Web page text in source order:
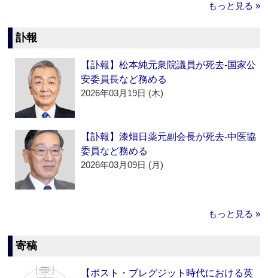
もっと見る »
訃報
【訃報】松本純元衆院議員が死去‐国家公
安委員長など務める
2026年03月19日 (木)
【訃報】漆畑日薬元副会長が死去‐中医協
委員など務める
2026年03月09日 (月)
もっと見る »
寄稿
【ポスト・ブレグジット時代における英